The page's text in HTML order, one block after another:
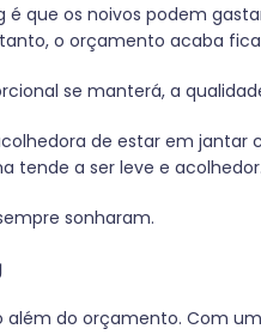
é que os noivos podem
o orçamento acaba
se manterá, a
de estar em jantar
tende a ser leve e acolhedor.
sonharam.
do orçamento. Com